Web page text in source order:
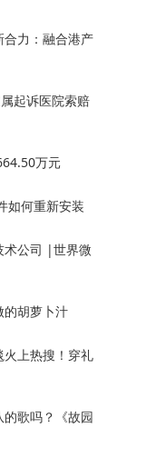
力：融合港产
起诉医院索赔
万元
如何重新安装
术公司 |世界微
的胡萝卜汁
火上热搜！穿礼
歌吗？《故园